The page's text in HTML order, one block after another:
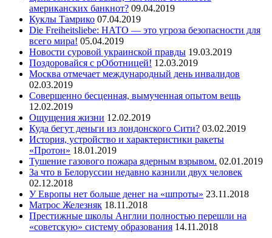
американских банкнот? 09.04.2019
Куклы Тамрико 07.04.2019
Die Freiheitsliebe: НАТО — это угроза безопасности для
всего мира! 05.04.2019
Новости суровой украинской правды 19.03.2019
Поздоровайся с рОботницей! 12.03.2019
Москва отмечает международный день инвалидов
02.03.2019
Совершенно бесценная, вымученная опытом вещь
12.02.2019
Ощущения жизни 12.02.2019
Куда бегут деньги из лондонского Сити? 03.02.2019
История, устройство и характеристики ракеты
«Протон» 18.01.2019
Тушение газового пожара ядерным взрывом. 02.01.2019
За что в Белоруссии недавно казнили двух человек
02.12.2018
У Европы нет больше денег на «шпроты» 23.11.2018
Матрос Железняк 18.11.2018
Престижные школы Англии полностью перешли на
«советскую» систему образования 14.11.2018